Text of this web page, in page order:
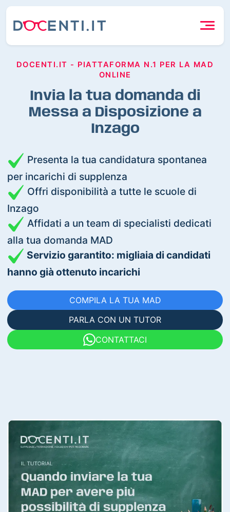
DOCENTI.IT - PIATTAFORMA N.1 PER LA MAD
ONLINE
Invia la tua domanda di
Messa a Disposizione a
Inzago
Presenta la tua candidatura spontanea
per incarichi di supplenza
Offri disponibilità a tutte le scuole di
Inzago
Affidati a un team di specialisti dedicati
alla tua domanda MAD
Servizio garantito: migliaia di candidati
hanno già ottenuto incarichi
COMPILA LA TUA MAD
PARLA CON UN TUTOR
CONTATTACI